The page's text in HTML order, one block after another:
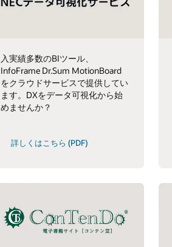
入実績多数のBIツール、
InfoFrame Dr.Sum MotionBoard
をクラウドサービスで提供してい
ます。DXをデータ可視化から始
めませんか？
詳しくはこちら (PDF)